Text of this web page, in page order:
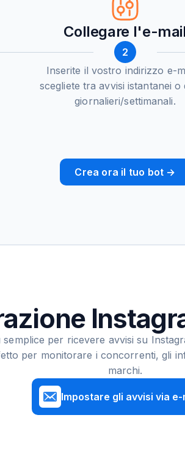
Collegare l'e-mail
2
Inserite il vostro indirizzo e-
scegliete tra avvisi istantanei o
giornalieri/settimanali.
Crea ora il tuo bot →
semplice per ricevere avvisi su
per monitorare i concorrenti, gli
marchi.
Impostare gli avvisi via e-